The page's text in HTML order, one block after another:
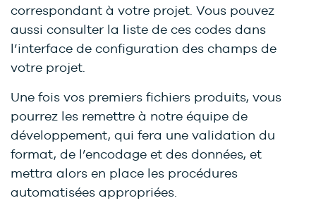
correspondant à votre projet. Vous pouvez
aussi consulter la liste de ces codes dans
l’interface de configuration des champs de
votre projet.
Une fois vos premiers fichiers produits, vous
pourrez les remettre à notre équipe de
développement, qui fera une validation du
format, de l’encodage et des données, et
mettra alors en place les procédures
automatisées appropriées.